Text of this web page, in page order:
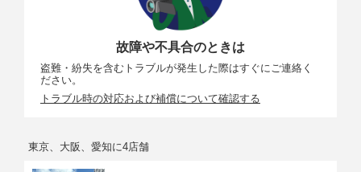
故障や不具合のときは
盗難・紛失を含むトラブルが発生した際はすぐにご連絡く
ださい。
トラブル時の対応および補償について確認する
東京、大阪、愛知に4店舗